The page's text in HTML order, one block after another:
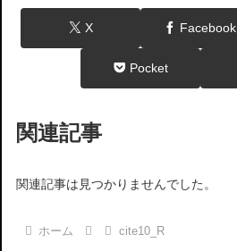
X Facebook
Pocket
関連記事
関連記事は見つかりませんでした。
ホーム cite10_R